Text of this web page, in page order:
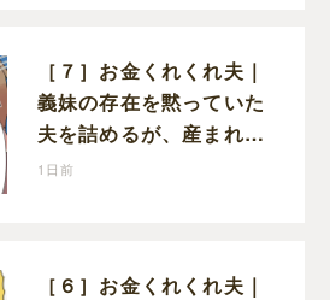
［７］お金くれくれ夫｜
義妹の存在を黙っていた
夫を詰めるが、産まれる
子どものことを第一に考
1日前
［６］お金くれくれ夫｜